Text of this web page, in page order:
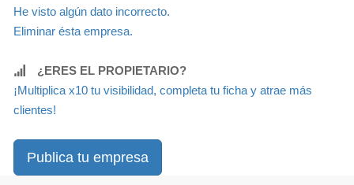
He visto algún dato incorrecto.
Eliminar ésta empresa.
¿ERES EL PROPIETARIO?
¡Multiplica x10 tu visibilidad, completa tu ficha y atrae más
clientes!
Publica tu empresa